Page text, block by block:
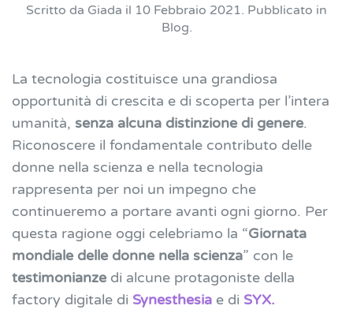
Scritto da Giada il 10 Febbraio 2021. Pubblicato in
Blog.
La tecnologia costituisce una grandiosa
opportunità di crescita e di scoperta per l’intera
umanità, senza alcuna distinzione di genere.
Riconoscere il fondamentale contributo delle
donne nella scienza e nella tecnologia
rappresenta per noi un impegno che
continueremo a portare avanti ogni giorno. Per
questa ragione oggi celebriamo la “Giornata
mondiale delle donne nella scienza” con le
testimonianze di alcune protagoniste della
factory digitale di Synesthesia e di SYX.